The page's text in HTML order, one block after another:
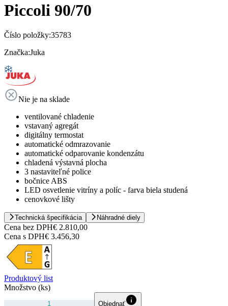
Piccoli 90/70
Číslo položky:35783
Značka:Juka
Nie je na sklade
ventilované chladenie
vstavaný agregát
digitálny termostat
automatické odmrazovanie
automatické odparovanie kondenzátu
chladená výstavná plocha
3 nastaviteľné police
bočnice ABS
LED osvetlenie vitríny a políc - farva biela studená
cenovkové lišty
Technická špecifikácia Náhradné diely
Cena bez DPH€ 2.810,00
Cena s DPH€ 3.456,30
Produktový list
Množstvo (ks)
Objednať